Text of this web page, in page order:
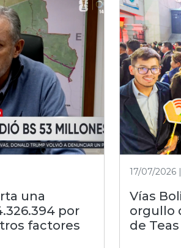
una
por
factores
17/07/2026
Vías
orgullo
de Teas